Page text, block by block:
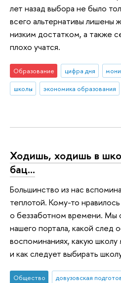
лет назад выбора не было
всего альтернативы лишены
низким достатком, а также
плохо учатся.
Образование цифра дня
школы
экономика образования
Ходишь, ходишь в
бац…
Большинство из нас
теплотой. Кому-то
о беззаботном времени. Мы
нашего портала, какой след
воспоминаниях, какую
и как следует выбирать
Общество довузовская